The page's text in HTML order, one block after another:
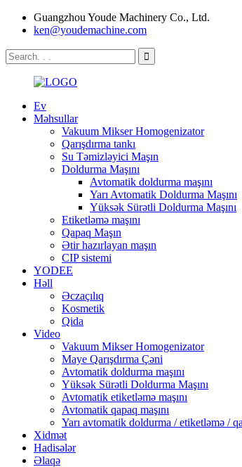
Guangzhou Youde Machinery Co., Ltd.
ken@youdemachine.com
Ev
Məhsullar
Vakuum Mikser Homogenizator
Qarışdırma tankı
Su Təmizləyici Maşın
Doldurma Maşını
Avtomatik doldurma maşını
Yarı Avtomatik Doldurma Maşını
Yüksək Sürətli Doldurma Maşını
Etiketləmə maşını
Qapaq Maşın
Ətir hazırlayan maşın
CIP sistemi
YODEE
Həll
Əczaçılıq
Kosmetik
Qida
Video
Vakuum Mikser Homogenizator
Maye Qarışdırma Çəni
Avtomatik doldurma maşını
Yüksək Sürətli Doldurma Maşını
Avtomatik etiketləmə maşını
Avtomatik qapaq maşını
Yarı avtomatik doldurma / etiketləmə /
Xidmət
Hadisələr
Əlaqə